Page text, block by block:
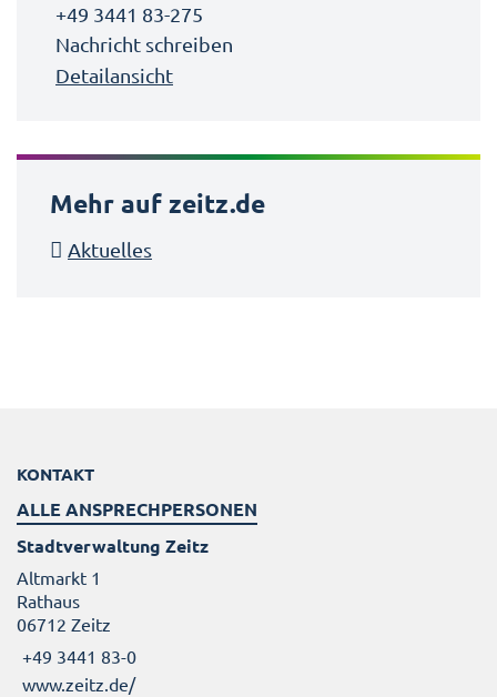
+49 3441 83-275
Nachricht schreiben
Detailansicht
Mehr auf zeitz.de
Aktuelles
KONTAKT
ALLE ANSPRECHPERSONEN
Stadtverwaltung Zeitz
Altmarkt 1
Rathaus
06712 Zeitz
+49 3441 83-0
www.zeitz.de/